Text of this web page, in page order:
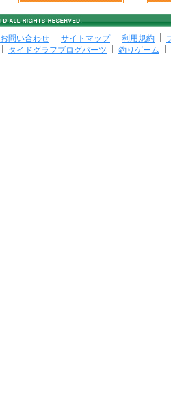
お問い合わせ サイトマップ 利用規約
タイドグラフブログパーツ 釣りゲーム